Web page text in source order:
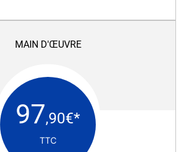
MAIN D'ŒUVRE
97,90€*
TTC